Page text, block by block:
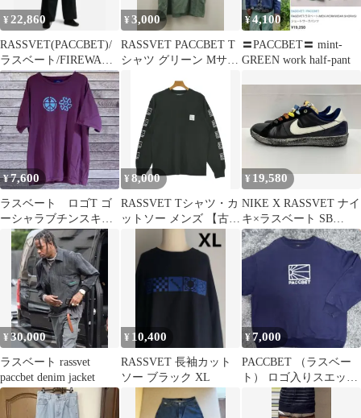
¥ 22,860
RASSVET(PACCBET)/
ラスベート/FIREWALL
TSHIRTS
¥3,000
RASSVET PACCBET T
シャツ グリーン Mサイ
¥4,100
〓PACCBET〓 mint-
GREEN work half-pant
¥7,600
ラスベート ロゴT ゴ
ーシャラブチンスキ
ー パープル
¥8,000
RASSVET Tシャツ・カ
ットソー メンズ 【古
着】【中古】【送料無
¥ 19,580
NIKE X RASSVET ナイ
キ×ラスベート SB
ZOOM TENNIS
CLASSIC ズームテニス
クラシック IO9846-400
スニーカー 27.5 ネイビ
ー 通年
¥30,000
ラスベート rassvet
paccbet denim jacket
¥ 10,400
RASSVET 長袖カット
ソー ブラック XL
¥7,000
PACCBET （ラスベー
ト） ロゴ入りスエット
トレーナーXL ネイビー
メンズ